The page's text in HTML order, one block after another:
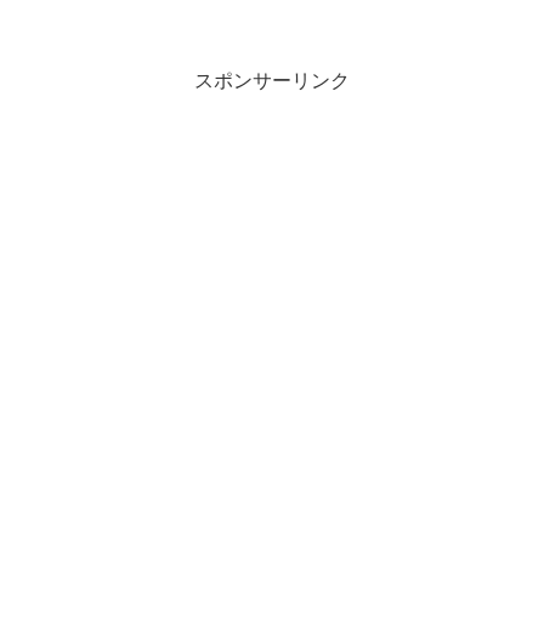
スポンサーリンク